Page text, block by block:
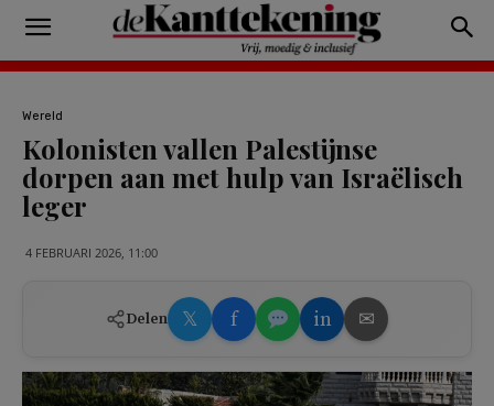
Wereld
Kolonisten vallen Palestijnse
dorpen aan met hulp van Israëlisch
leger
4 FEBRUARI 2026, 11:00
Delen 𝕏 f in ✉